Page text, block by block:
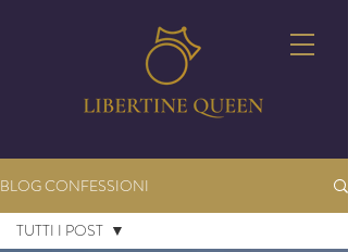
BLOG CONFESSIONI
TUTTI I POST